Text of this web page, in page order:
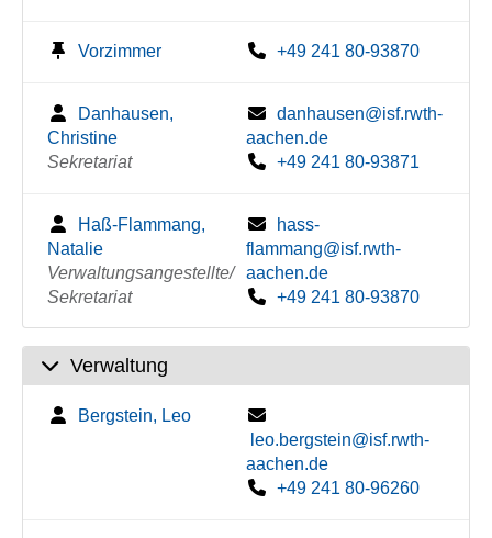
Vorzimmer +49 241 80-93870
Danhausen,
Christine
Sekretariat
danhausen@isf.rwth-
aachen.de
+49 241 80-93871
Haß-Flammang,
Natalie
Verwaltungsangestellte/
Sekretariat
hass-
flammang@isf.rwth-
aachen.de
+49 241 80-93870
Verwaltung
Bergstein, Leo
leo.bergstein@isf.rwth-
aachen.de
+49 241 80-96260